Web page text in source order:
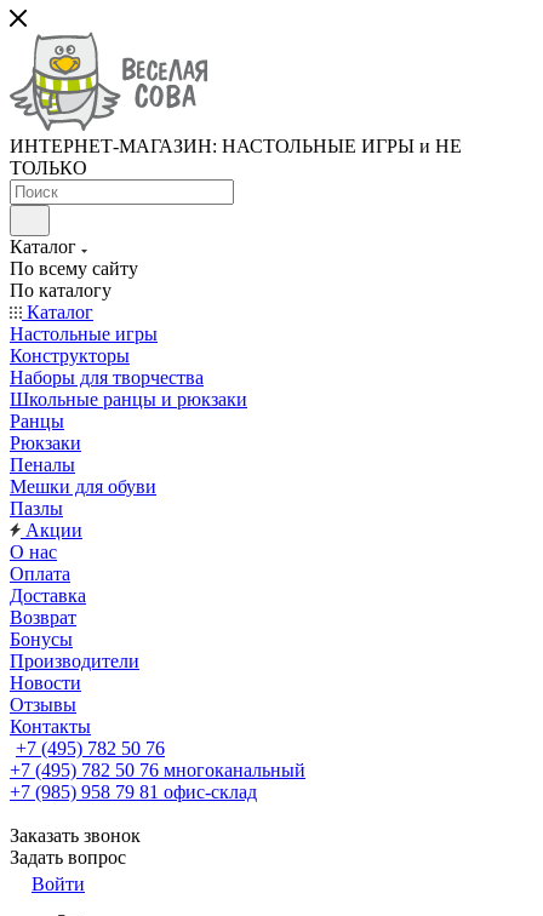
ИНТЕРНЕТ-МАГАЗИН: НАСТОЛЬНЫЕ ИГРЫ и НЕ
ТОЛЬКО
Каталог
По всему сайту
По каталогу
Каталог
Настольные игры
Конструкторы
Наборы для творчества
Школьные ранцы и рюкзаки
Ранцы
Рюкзаки
Пеналы
Мешки для обуви
Пазлы
Акции
О нас
Оплата
Доставка
Возврат
Бонусы
Производители
Новости
Отзывы
Контакты
+7 (495) 782 50 76
+7 (495) 782 50 76 многоканальный
+7 (985) 958 79 81 офис-склад
Заказать звонок
Задать вопрос
Войти